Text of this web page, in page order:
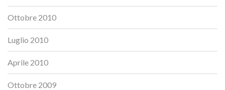
Ottobre 2010
Luglio 2010
Aprile 2010
Ottobre 2009